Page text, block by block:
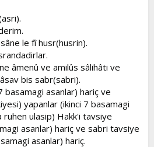
le fî husr(husrin).
âmenû ve amilûs sâlihâti ve
bis sabr(sabri).
basamagi asanlar) hariç ve
yapanlar (ikinci 7 basamagi
ruhen ulasip) Hakk'i tavsiye
asanlar) hariç ve sabri tavsiye
asanlar) hariç.